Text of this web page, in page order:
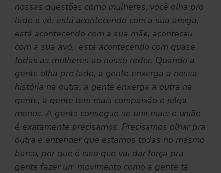
nossas questões como mulheres, você olha pro
lado e vê: está acontecendo com a sua amiga,
está acontecendo com a sua mãe, aconteceu
com a sua avó, está acontecendo com quase
todas as mulheres ao nosso redor. Quando a
gente olha pro lado, a gente enxerga a nossa
história na outra, a gente enxerga a outra na
gente, a gente tem mais compaixão e julga
menos. A gente consegue se unir mais e união
é exatamente precisamos. Precisamos olhar pra
outra e entender que estamos todas no mesmo
barco, por que é isso que vai dar força pra
gente fazer um movimento como a gente tá